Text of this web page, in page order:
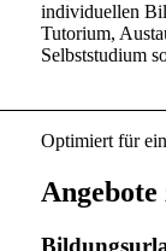
individuellen
Tutorium,
Selbststudium
Optimiert für